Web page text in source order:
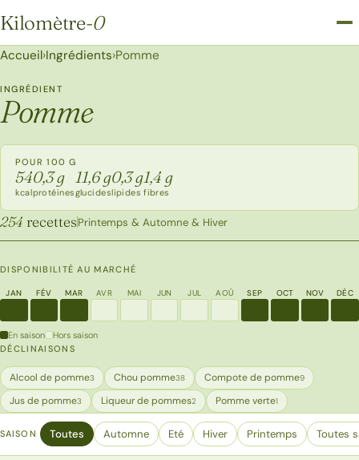
Kilomètre-0
Kilomètre-0
Accueil›Ingrédients›Pomme
INGRÉDIENT
Pomme
POUR 100 G
54
kcal
0,3 g
protéines
11,6 g
glucides
0,3 g
lipides
1,4 g
fibres
254 recettesPrintemps & Automne & Hiver
DISPONIBILITÉ AU MARCHÉ
JAN FÉV MAR AVR MAI JUN JUL AOÛ SEP OCT NOV DÉC
En saison
Hors saison
DÉCLINAISONS
Alcool de pomme3 Chou pomme38 Compote de pomme9
Jus de pomme3 Liqueur de pommes2 Pomme verte1
SAISON Toutes Automne Eté Hiver Printemps Toutes